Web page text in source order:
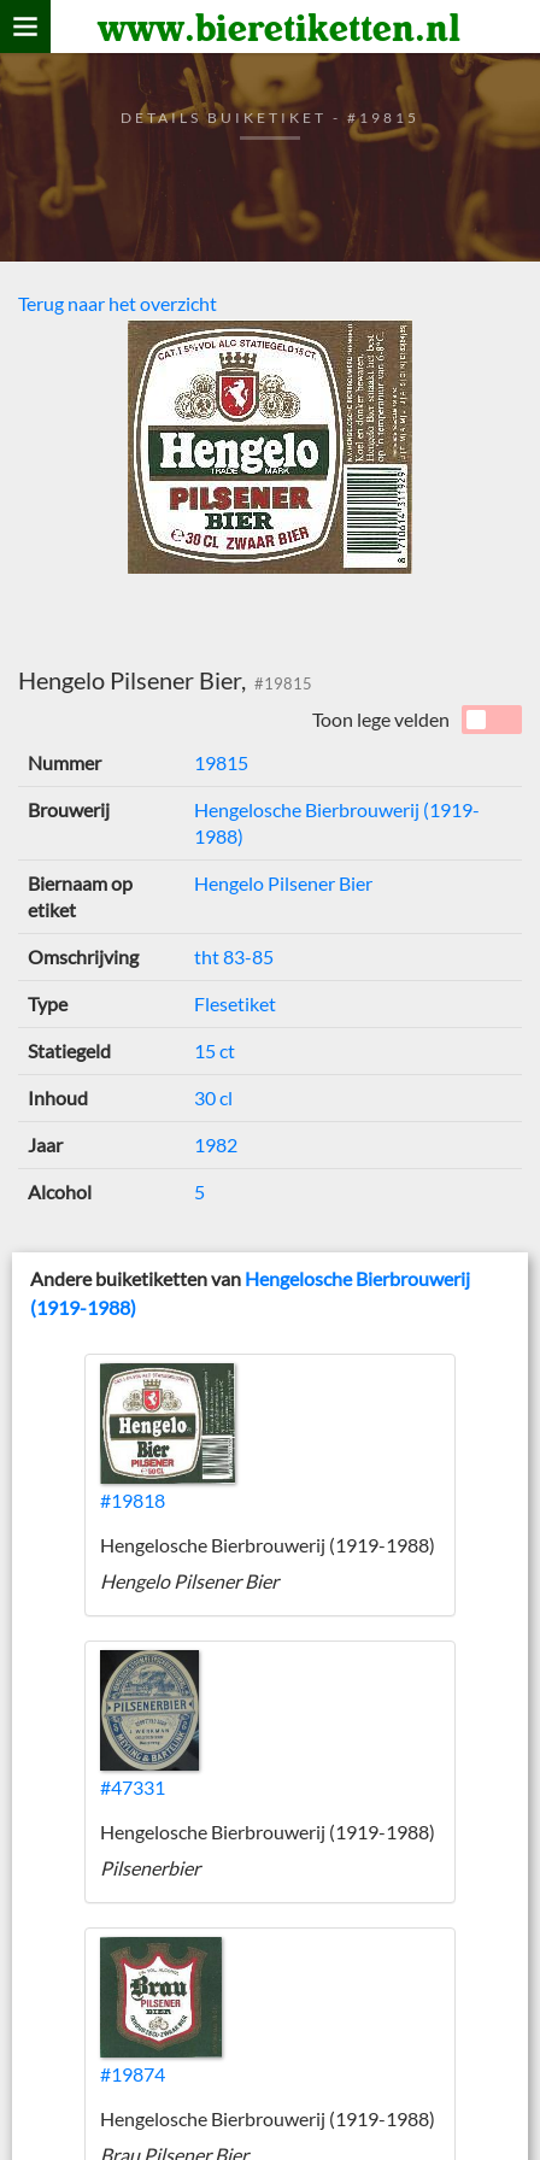
www.bieretiketten.nl
Home
verzamelen
De bierkaart
Bezoekers
DETAILS BUIKETIKET - #19815
Terug naar het overzicht
Hengelo Pilsener Bier, #19815
Toon lege velden
Nummer
19815
Brouwerij
Hengelosche Bierbrouwerij (1919-
1988)
Biernaam op
etiket
Hengelo Pilsener Bier
Omschrijving tht 83-85
Type Flesetiket
Statiegeld 15 ct
Inhoud 30 cl
Jaar 1982
Alcohol 5
Andere buiketiketten van Hengelosche Bierbrouwerij
(1919-1988)
#19818
Hengelosche Bierbrouwerij (1919-1988)
Hengelo Pilsener Bier
#47331
Hengelosche Bierbrouwerij (1919-1988)
Pilsenerbier
#19874
Hengelosche Bierbrouwerij (1919-1988)
Brau Pilsener Bier